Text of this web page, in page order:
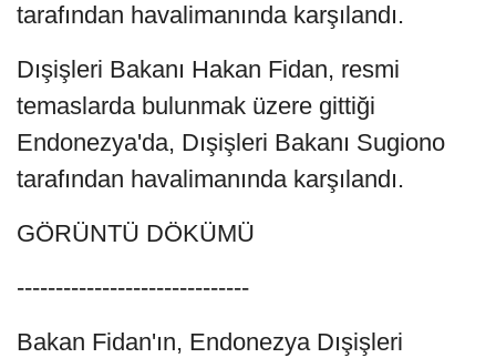
tarafından havalimanında karşılandı.
Dışişleri Bakanı Hakan Fidan, resmi
temaslarda bulunmak üzere gittiği
Endonezya'da, Dışişleri Bakanı Sugiono
tarafından havalimanında karşılandı.
GÖRÜNTÜ DÖKÜMÜ
------------------------------
Bakan Fidan'ın, Endonezya Dışişleri